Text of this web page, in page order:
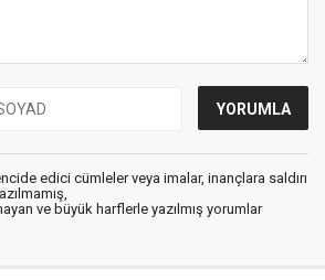
edici cümleler veya imalar, inançlara saldırı
ve büyük harflerle yazılmış yorumlar